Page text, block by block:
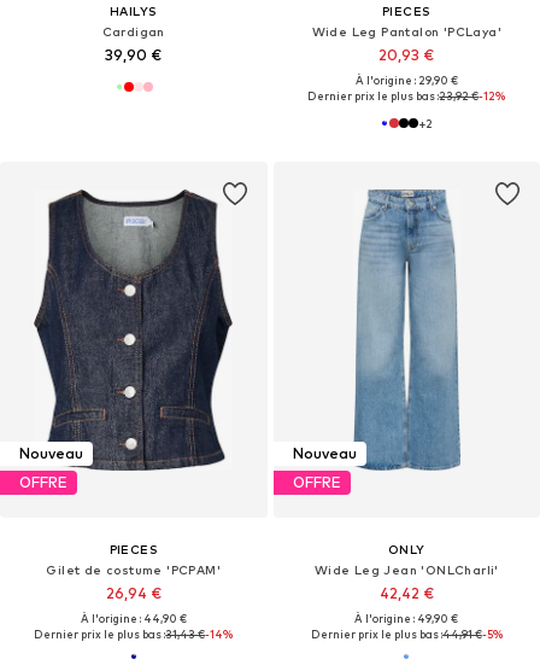
HAILYS
Cardigan
39,90 €
PIECES
Wide Leg Pantalon 'PCLaya'
20,93 €
À l'origine : 29,90 €
Dernier prix le plus bas :23,92 €-12%
+2
Nouveau
OFFRE
PIECES
Gilet de costume 'PCPAM'
26,94 €
À l'origine : 44,90 €
Dernier prix le plus bas :31,43 €-14%
Nouveau
OFFRE
ONLY
Wide Leg Jean 'ONLCharli'
42,42 €
À l'origine : 49,90 €
Dernier prix le plus bas :44,91 €-5%